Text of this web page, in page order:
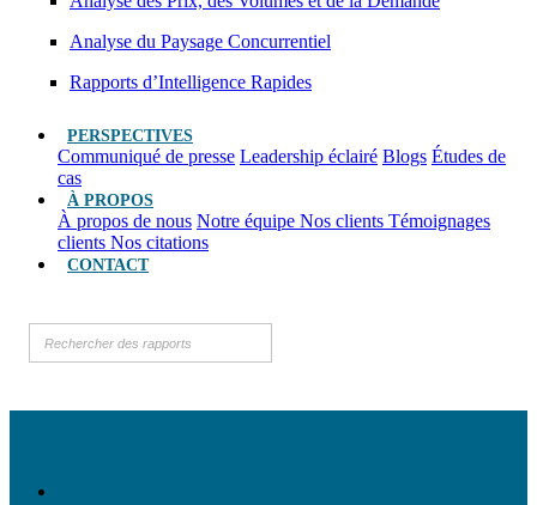
Analyse du Paysage Concurrentiel
Rapports d’Intelligence Rapides
PERSPECTIVES
Communiqué de presse Leadership éclairé Blogs Études de
cas
À PROPOS
À propos de nous Notre équipe Nos clients Témoignages
clients Nos citations
CONTACT